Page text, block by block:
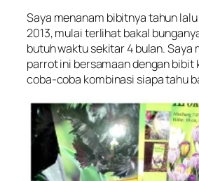
Saya menanam bibitnya tahun
2013, mulai terlihat bakal
butuh waktu sekitar 4 bulan. Saya
parrot ini bersamaan dengan bibit
coba-coba kombinasi siapa tahu